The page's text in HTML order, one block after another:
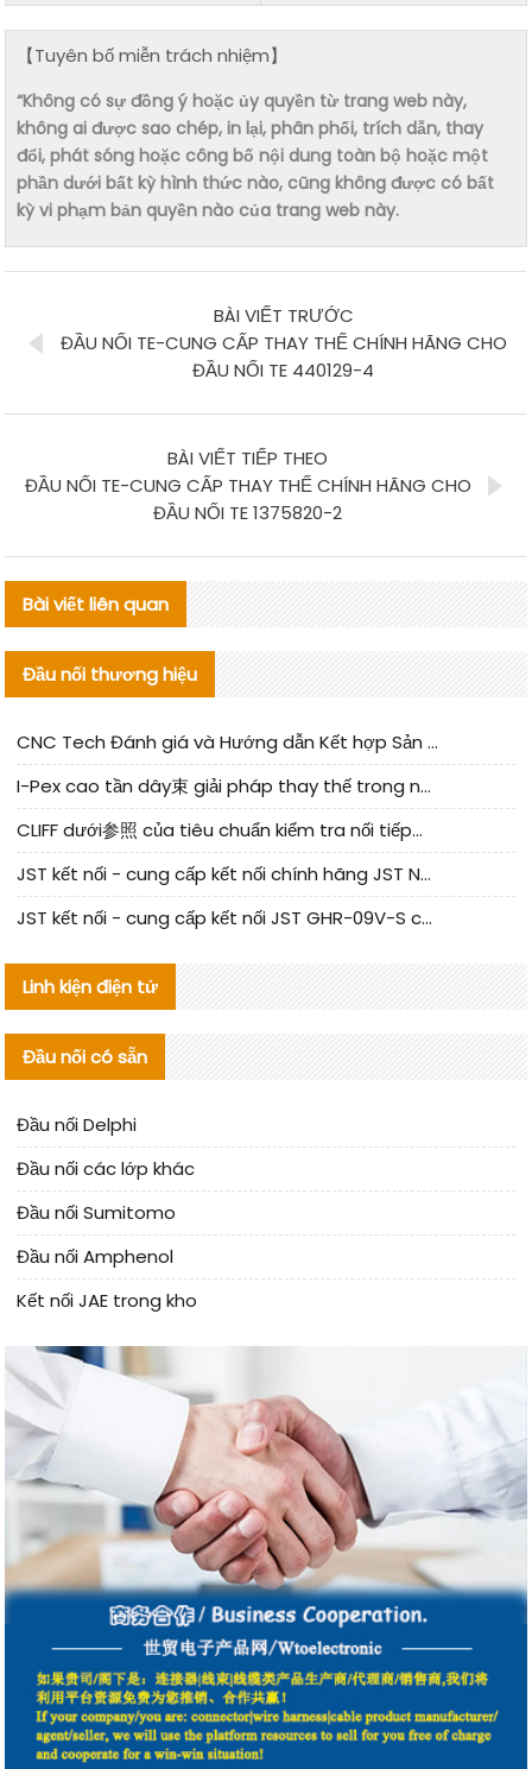
【Tuyên bố miễn trách nhiệm】
“Không có sự đồng ý hoặc ủy quyền từ trang web này,
không ai được sao chép, in lại, phân phối, trích dẫn, thay
đổi, phát sóng hoặc công bố nội dung toàn bộ hoặc một
phần dưới bất kỳ hình thức nào, cũng không được có bất
kỳ vi phạm bản quyền nào của trang web này.
BÀI VIẾT TRƯỚC
ĐẦU NỐI TE-CUNG CẤP THAY THẾ CHÍNH HÃNG CHO
ĐẦU NỐI TE 440129-4
BÀI VIẾT TIẾP THEO
ĐẦU NỐI TE-CUNG CẤP THAY THẾ CHÍNH HÃNG CHO
ĐẦU NỐI TE 1375820-2
Bài viết liên quan
Đầu nối thương hiệu
CNC Tech Đánh giá và Hướng dẫn Kết hợp Sản xuất Linh kiện Cable Nội địa
I-Pex cao tần dây束 giải pháp thay thế trong nước phân tích
CLIFF dưới参照 của tiêu chuẩn kiểm tra nối tiếp器 trong nước được cập nhật
JST kết nối - cung cấp kết nối chính hãng JST NSHR-02V-S | sản phẩm thay thế
JST kết nối - cung cấp kết nối JST GHR-09V-S chính hãng | hàng thay thế
Linh kiện điện tử
Đầu nối có sẵn
Đầu nối Delphi
Đầu nối các lớp khác
Đầu nối Sumitomo
Đầu nối Amphenol
Kết nối JAE trong kho